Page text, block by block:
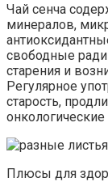
Чай сенча
минералов,
свободные
старения и
Регулярное
старость,
Плюсы для